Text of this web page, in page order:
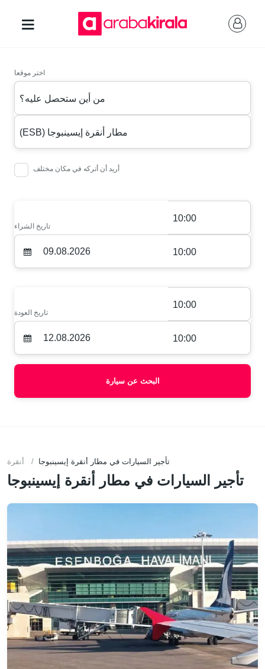
اختر موقعا
من أين ستحصل عليه؟
(ESB) مطار أنقرة إيسينبوجا
أريد أن أتركه في مكان مختلف
تاريخ الشراء
10:00
10:00
تاريخ العودة
10:00
10:00
البحث عن سيارة
أنقرة تأجير السيارات في مطار أنقرة إيسينبوجا
تأجير السيارات في مطار أنقرة إيسينبوجا